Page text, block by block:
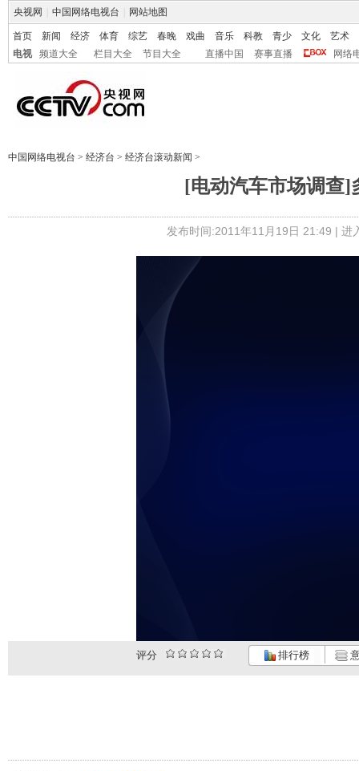
央视网 中国网络电视台 网站地图
首页 新闻 经济 体育 综艺 春晚 戏曲 音乐 科教 青少 文化
艺术
电视
频道大全 栏目大全 节目大全 直播中国 赛事直播 网络
中国网络电视台 > 经济台 > 经济台滚动新闻 >
[电动汽车市场调查]
发布时间:2011年11月19日 21:49 | 进
评分 排行榜